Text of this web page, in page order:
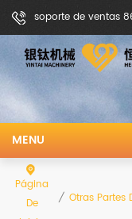
soporte de ventas
MENU
Página
De
/ Otras Partes